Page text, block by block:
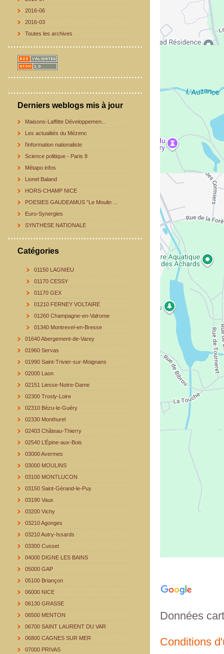
2016-06
2016-03
Toutes les archives
Derniers weblogs mis à jour
Maisons-Laffitte Développemen...
Les actualités du Mézenc
l'information nationaliste
Science politique - Paris 8
Métapo infos
Lionel Baland
HORS-CHAMP NICE
POESIES GAUDEAMUS ”Le Moulin ...
Euro-Synergies
SYNTHESE NATIONALE
Catégories
01150 LAGNIEU
01170 CESSY
01170 GEX
01210 FERNEY VOLTAIRE
01260 Champagne-en-Valrome
01340 Montrevel-en-Bresse
01640 Abergement-de-Varey
01960 Servas
01990 Saint-Trivier-sur-Moignans
02000 Laon
02151 Liesse-Notre-Dame
02300 Trosly-Loire
02310 Bézu-le-Guéry
02330 Monthurel
02403 Château-Thierry
02540 L’Épine-aux-Bois
03000 Avermes
03000 MOULINS
03100 MONTLUCON
03150 Saint-Gérand-le-Puy
03190 Vaux
03200 Vichy
03210 Agonges
03210 Autry-Issards
03300 Cusset
04000 DIGNE LES BAINS
05000 GAP
05100 Briançon
06000 NICE
06130 GRASSE
06500 MENTON
06700 SAINT LAURENT DU VAR
06800 CAGNES SUR MER
07000 PRIVAS
Données
Conditions